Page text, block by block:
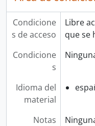
Condicione
s de acceso
Libre
que se
Condicione
s
Idioma del
material
Notas